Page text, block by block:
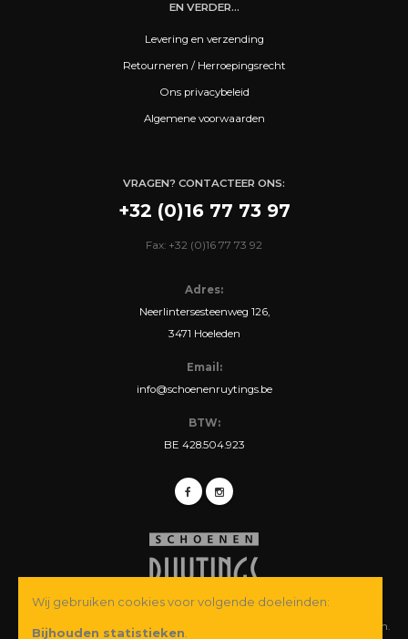
EN VERDER...
Levering en verzending
Retourneren / Herroepingsrecht
Ons privacybeleid
Algemene voorwaarden
VRAGEN? CONTACTEER ONS:
+32 (0)16 77 73 97
Fax: +32 (0)16 77 73 92
Adres:
Neerlintersesteenweg 126,
3471 Hoeleden
Email:
info@schoenenruytings.be
BTW:
BE 428.504.923
© Copyright 2026 Schoenen Ruytings BVBA. Alle rechten voorbehouden.
Wij gebruiken cookies voor volgende doeleinden:
Bijhouden statistieken